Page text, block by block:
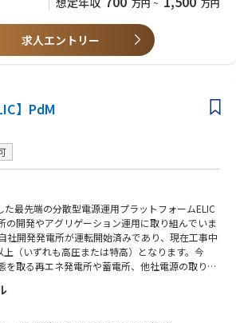
への貢献(振り返り、ナレッジ共有、メンバー育成
担当と連携し、一連の流れで行います。
マーケティング領域の責任者として、
かから考え、推進していただくことを期待して
(インハウス/代理店)が異なるので、最適な体制の
も実行できるケイパビリティを持った方を募集
向上及び組織強化活動
領域に強みを持ったスペシャリストとして、組織
きます。
り返り及び示唆の共有、媒体の最新情報や最新事
、メンバーの育成などを行っていただき、全社
織強化に貢献いただきます。
ウス運用実務経験（Google/X/Tiktok/Meta等）
効果検証のPDCAを一気通貫で回した経験
グ領域から、事業を大きく伸長させた成功体験
基づき、適切な仮説構築・検証・実行ができる論
など、多種多様な関係者と円滑に連携し、目標
いコミュニケーション能力と巻き込み力
ーズがそれぞれ異なるDeNAの様々な事業に柔軟
スを提供している企業で、デジタルマーケティン
店にて、広告運用経験が豊富な方
経験を持つ方
タ分析に豊富な知識を持つ方(Adjust、Appsflyer
ーのマネジメント/育成経験
い幅広いWEBマーケティングのご経験/知識があ
万円 ~ 万円
求人エントリー
】PdM
た最先端の分散型電源運用プラットフォームELIC
の開発やアグリゲーション運用に取り組んでいま
社開発発電所が運転開始済みであり、現在工事中
（いずれも高圧または特高）となります。今
を取る再エネ発電所や蓄電所、他社電源の取り扱
そういった新たな電源運用が可能なシステム
どんどん開発すべく、当社の競争優位の源泉で
システム開発をリードいただける責任者クラスの